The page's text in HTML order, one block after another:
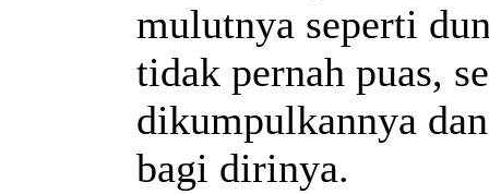
mulutnya seperti
tidak pernah puas,
dikumpulkannya
bagi dirinya.